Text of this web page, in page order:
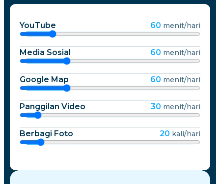
YouTube 60 menit/hari
Media Sosial 60 menit/hari
Google Map 60 menit/hari
Panggilan Video 30 menit/hari
Berbagi Foto 20 kali/hari